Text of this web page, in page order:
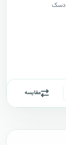
دسک
مقایسه